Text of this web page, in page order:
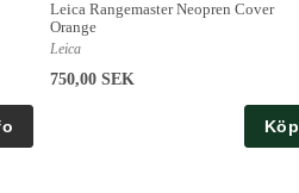
Leica Rangemaster Neopren Cover
Orange
Leica
750,00 SEK
Köp